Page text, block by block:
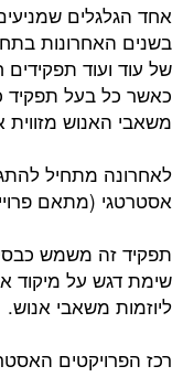
אחד הגלגלים
בשנים האחרונות
של עוד ועוד
כאשר כל בעל תפקיד
משאבי האנוש
לאחרונה מתחיל
אסטרטגי (מתאם
תפקיד זה משמש
שימת דגש על מיקוד
ליוזמות משאבי אנוש.
רכז הפרויקטים